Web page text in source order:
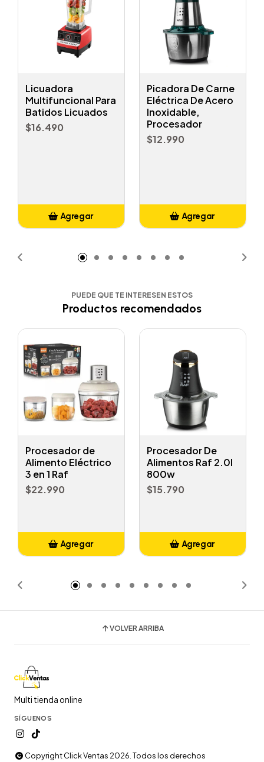
Licuadora
Multifuncional Para
Batidos Licuados
$16.490
Agregar
Picadora De Carne
Eléctrica De Acero
Inoxidable,
Procesador
$12.990
Agregar
PUEDE QUE TE INTERESEN ESTOS
Productos recomendados
Procesador de
Alimento Eléctrico
3 en 1 Raf
$22.990
Agregar
Procesador De
Alimentos Raf 2.0l
800w
$15.790
Agregar
VOLVER ARRIBA
Multi tienda online
SÍGUENOS
Copyright Click Ventas 2026. Todos los derechos